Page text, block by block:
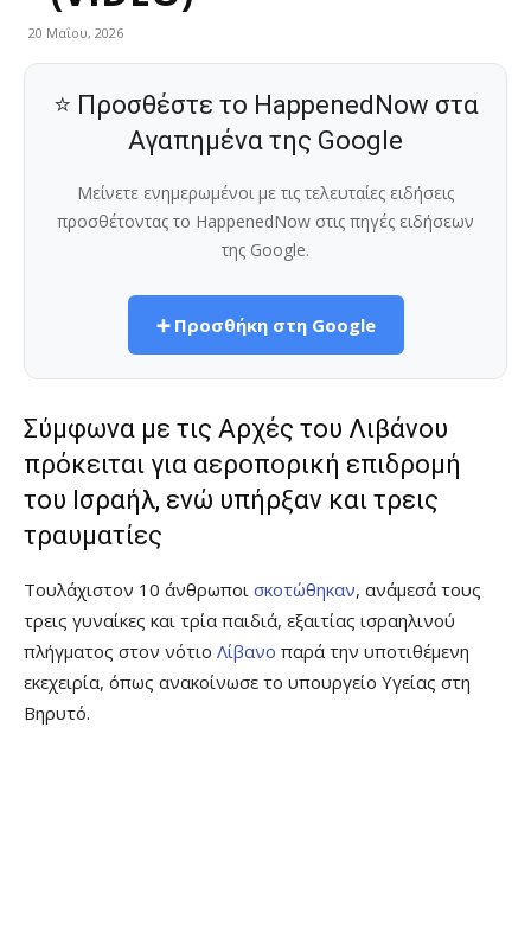
20 Μαΐου, 2026
⭐ Προσθέστε το HappenedNow στα
Αγαπημένα της Google
Μείνετε ενημερωμένοι με τις τελευταίες ειδήσεις
προσθέτοντας το HappenedNow στις πηγές ειδήσεων
της Google.
➕ Προσθήκη στη Google
Σύμφωνα με τις Αρχές του Λιβάνου
πρόκειται για αεροπορική επιδρομή
του Ισραήλ, ενώ υπήρξαν και τρεις
τραυματίες
Τουλάχιστον 10 άνθρωποι σκοτώθηκαν, ανάμεσά τους
τρεις γυναίκες και τρία παιδιά, εξαιτίας ισραηλινού
πλήγματος στον νότιο Λίβανο παρά την υποτιθέμενη
εκεχειρία, όπως ανακοίνωσε το υπουργείο Υγείας στη
Βηρυτό.